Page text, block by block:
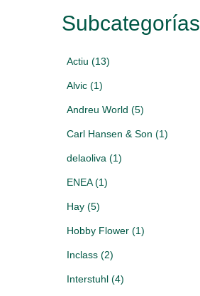
Subcategorías
Actiu (13)
Alvic (1)
Andreu World (5)
Carl Hansen & Son (1)
delaoliva (1)
ENEA (1)
Hay (5)
Hobby Flower (1)
Inclass (2)
Interstuhl (4)